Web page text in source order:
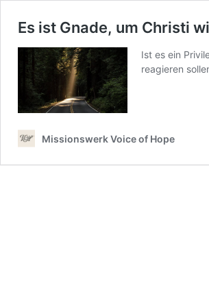
Es ist Gnade, um Christi
Ist es ein
reagieren
Missionswerk Voice of Hope